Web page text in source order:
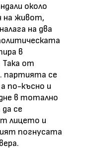
около
на живот,
на два
в
от
партията се
а по-късно и
в тотално
се
лицето и
погнусата